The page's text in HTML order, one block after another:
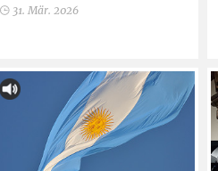
31. Mär. 2026